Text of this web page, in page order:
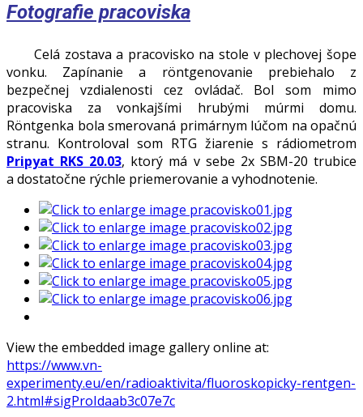
Fotografie pracoviska
Celá zostava a pracovisko na stole v plechovej šope
vonku. Zapínanie a röntgenovanie prebiehalo z
bezpečnej vzdialenosti cez ovládač. Bol som mimo
pracoviska za vonkajšími hrubými múrmi domu.
Röntgenka bola smerovaná primárnym lúčom na opačnú
stranu. Kontroloval som RTG žiarenie s rádiometrom
Pripyat RKS 20.03, ktorý má v sebe 2x SBM-20 trubice
a dostatočne rýchle priemerovanie a vyhodnotenie.
View the embedded image gallery online at:
https://www.vn-
experimenty.eu/en/radioaktivita/fluoroskopicky-rentgen-
2.html#sigProIdaab3c07e7c